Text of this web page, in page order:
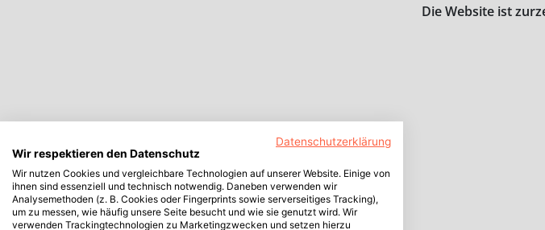
Die Website ist
Datenschutzerklärung
Wir respektieren den Datenschutz
Wir nutzen Cookies und vergleichbare Technologien auf unserer Website. Einige von
ihnen sind essenziell und technisch notwendig. Daneben verwenden wir
Analysemethoden (z. B. Cookies oder Fingerprints sowie serverseitiges Tracking),
um zu messen, wie häufig unsere Seite besucht und wie sie genutzt wird. Wir
verwenden Trackingtechnologien zu Marketingzwecken und setzen hierzu